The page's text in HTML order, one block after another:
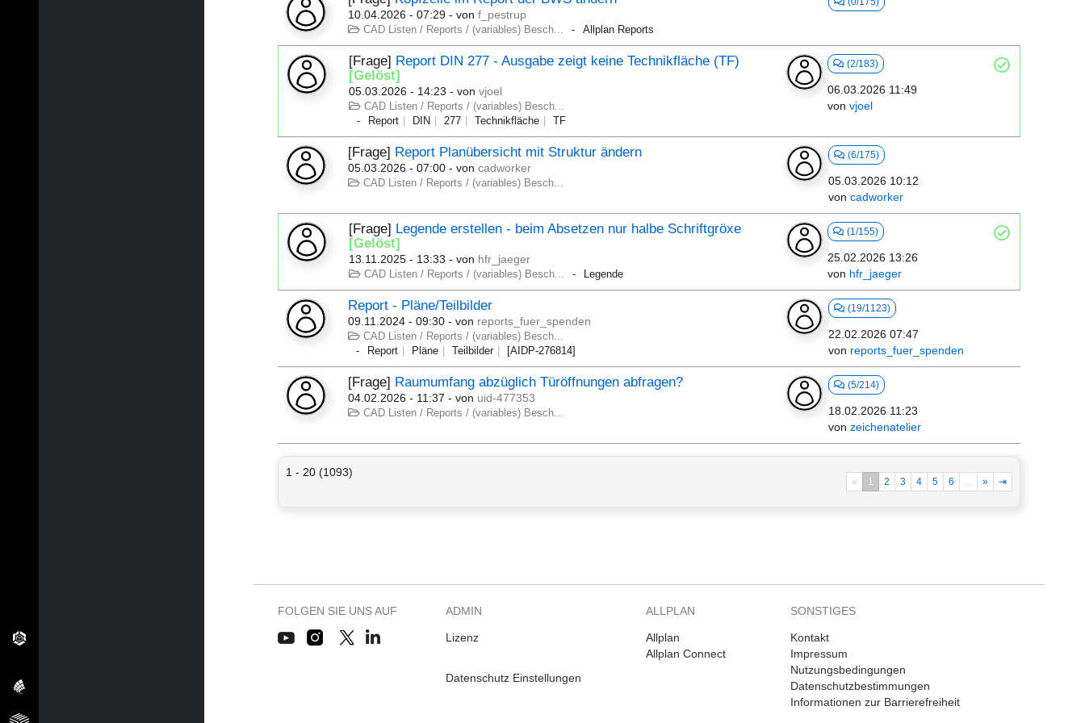
10.04.2026 - 07:29 - vonf_pestrup
CAD Listen / Reports / (variables) Besch... Allplan Reports
[Frage] Report DIN 277 - Ausgabe zeigt keine Technikfläche (TF)
[Gelöst]
05.03.2026 - 14:23 - vonvjoel
CAD Listen / Reports / (variables) Besch...
Report
DIN 277 Technikfläche TF
(2/183)
06.03.2026 11:49
von vjoel
[Frage] Report Planübersicht mit Struktur ändern
05.03.2026 - 07:00 - voncadworker
CAD Listen / Reports / (variables) Besch...
(6/175)
05.03.2026 10:12
von cadworker
[Frage] Legende erstellen - beim Absetzen nur halbe Schriftgröxe
[Gelöst]
13.11.2025 - 13:33 - von hfr_jaeger
CAD Listen / Reports / (variables) Besch... Legende
(1/155)
25.02.2026 13:26
von hfr_jaeger
Report - Pläne/Teilbilder
09.11.2024 - 09:30 - von reports_fuer_spenden
CAD Listen / Reports / (variables) Besch...
Report
Pläne Teilbilder [AIDP-276814]
(19/1123)
22.02.2026 07:47
von reports_fuer_spenden
[Frage] Raumumfang abzüglich Türöffnungen abfragen?
04.02.2026 - 11:37 - von uid-477353
CAD Listen / Reports / (variables) Besch...
(5/214)
18.02.2026 11:23
von zeichenatelier
1 - 20 (1093)
« 1 2 3 4 5 6 ... » ⇥
FOLGEN SIE UNS AUF ADMIN
Lizenz
Datenschutz Einstellungen
ALLPLAN
Allplan
Allplan Connect
SONSTIGES
Kontakt
Impressum
Nutzungsbedingungen
Datenschutzbestimmungen
Informationen zur Barrierefreiheit